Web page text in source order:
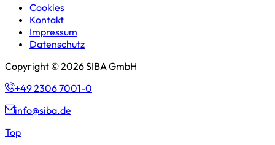
Cookies
Kontakt
Impressum
Datenschutz
Copyright © 2026 SIBA GmbH
+49 2306 7001-0
info@siba.de
Top